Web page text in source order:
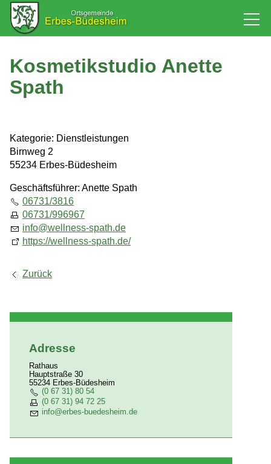
Rathaus
Bürgerservice
Baugebiet
Leben
Tourismus & Kultur
Wirtschaft
Infrastruktur
Ausgrabungen
Kosmetikstudio Anette
Spath
Kategorie: Dienstleistungen
Birnweg 2
55234 Erbes-Büdesheim
Geschäftsführer: Anette Spath
06731/3816
06731/996967
info@wellness-spath.de
https://wellness-spath.de/
Zurück
Adresse
Rathaus
Hauptstraße 30
55234 Erbes-Büdesheim
(0 67 31) 80 54
(0 67 31) 94 72 25
nf
rb s-b d sh m d